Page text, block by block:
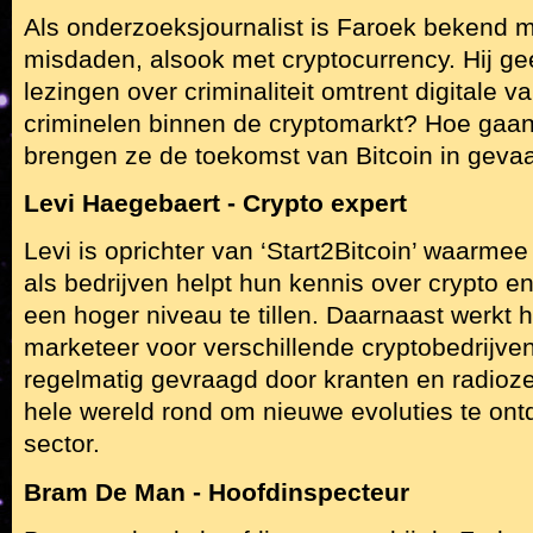
Als onderzoeksjournalist is Faroek bekend
misdaden, alsook met cryptocurrency. Hij
lezingen over criminaliteit omtrent digitale
criminelen binnen de cryptomarkt? Hoe
brengen ze de toekomst van Bitcoin in
Levi Haegebaert - Crypto expert
Levi is oprichter van ‘Start2Bitcoin’
als bedrijven helpt hun kennis over crypto
een hoger niveau te tillen. Daarnaast werkt
marketeer voor verschillende
regelmatig gevraagd door kranten en
hele wereld rond om nieuwe evoluties te
sector.
Bram De Man - Hoofdinspecteur